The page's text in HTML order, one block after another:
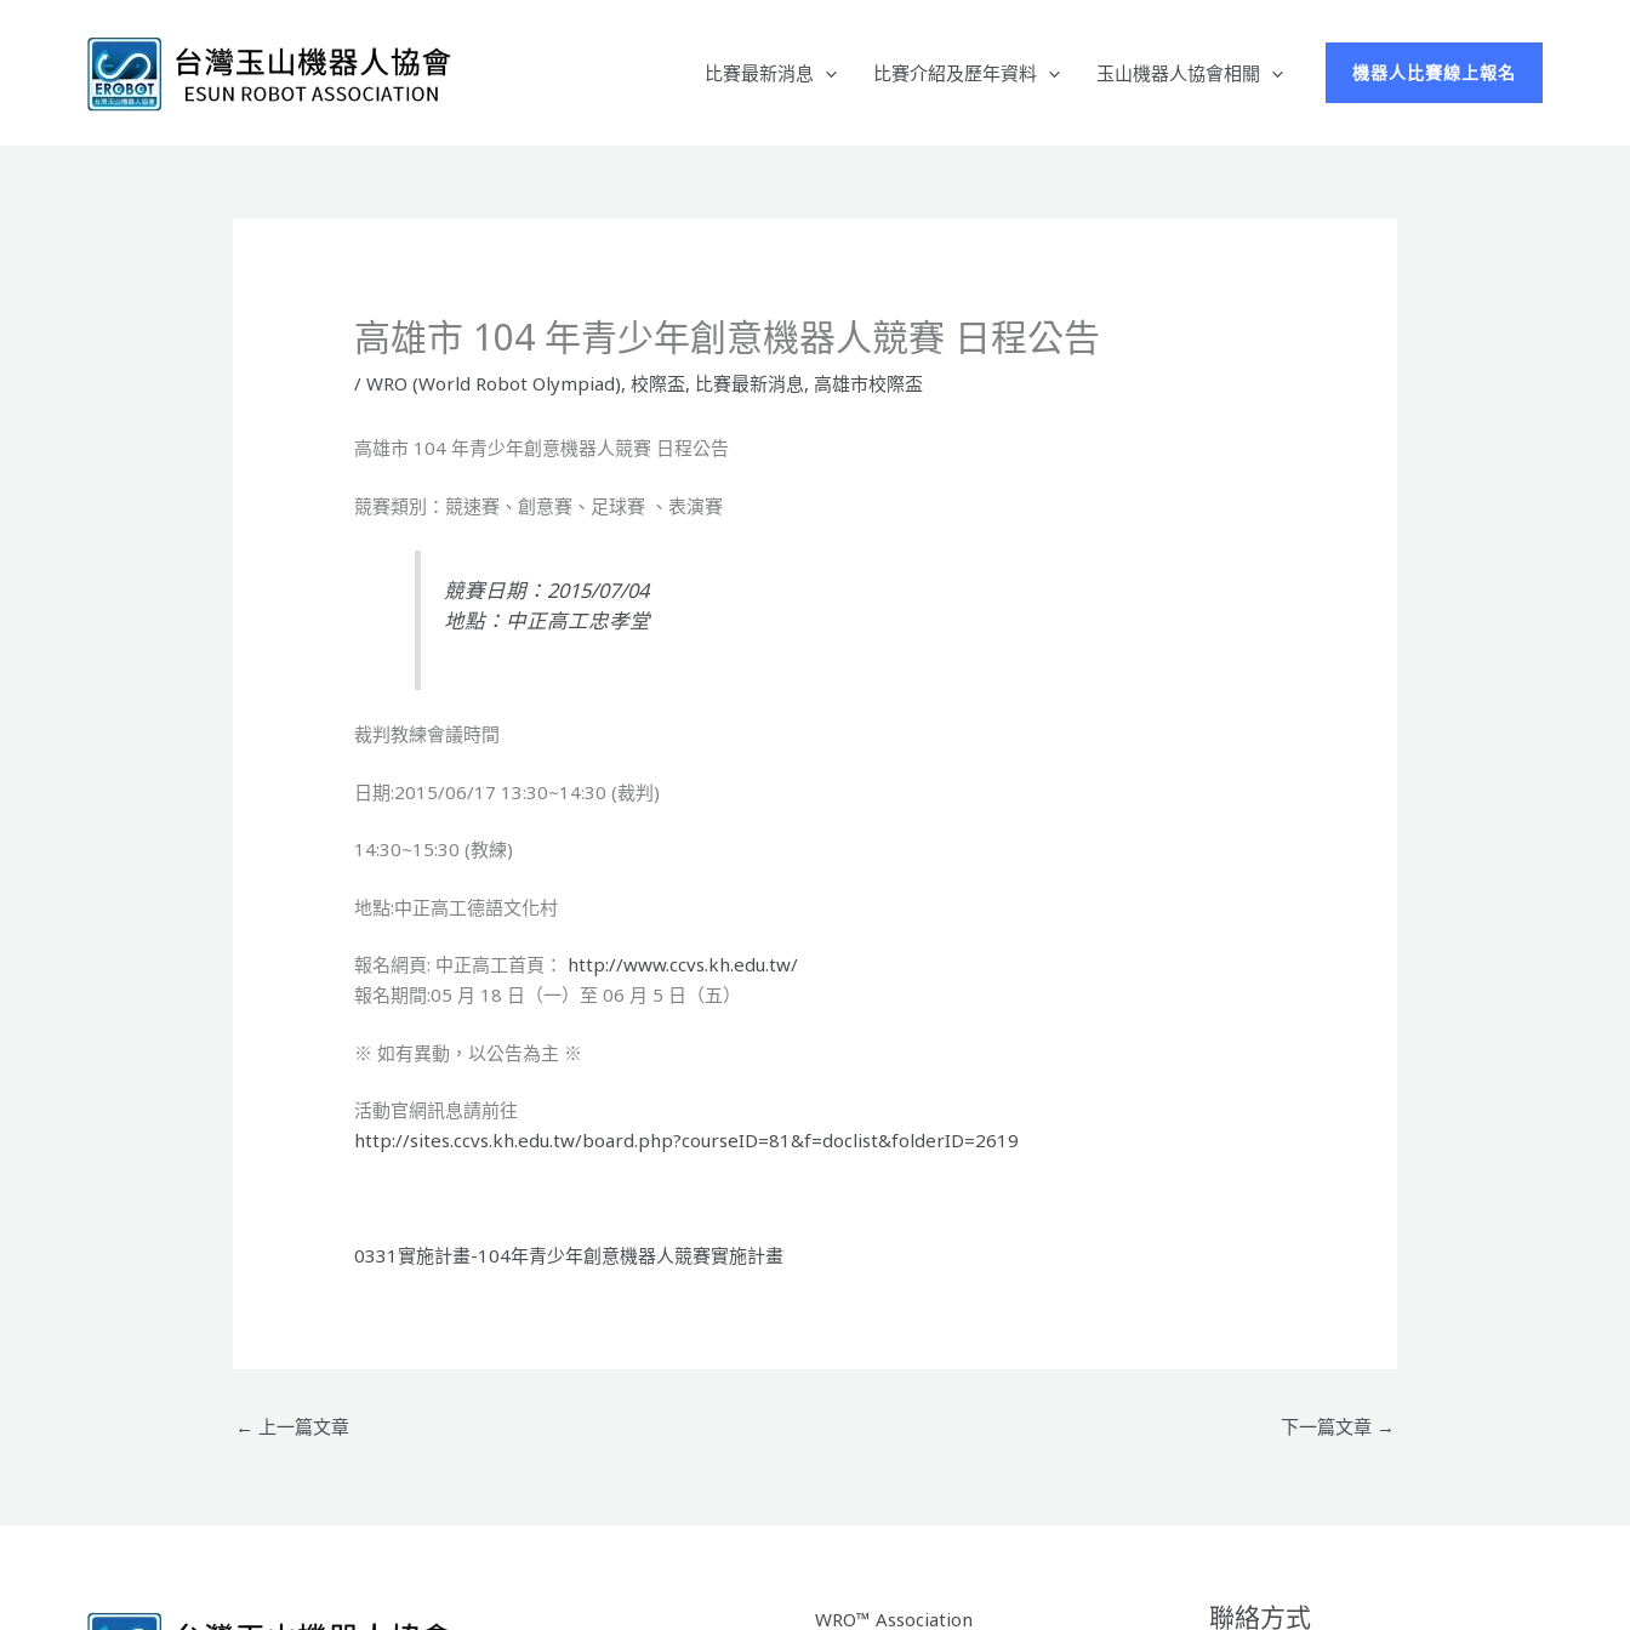
比賽最新消息 比賽介紹及歷年資料 玉山機器人協會相關 機器人比賽線上報名
高雄市 104 年青少年創意機器人競賽 日程公告
/WRO (World Robot Olympiad),校際盃, 比賽最新消息, 高雄市校際盃
高雄市 104 年青少年創意機器人競賽 日程公告
競賽類別：競速賽、創意賽、足球賽 、表演賽
競賽日期：2015/07/04
地點：中正高工忠孝堂
裁判教練會議時間
日期:2015/06/17 13:30~14:30 (裁判)
14:30~15:30 (教練)
地點:中正高工德語文化村
報名網頁: 中正高工首頁： http://www.ccvs.kh.edu.tw/
報名期間:05 月 18 日（一）至 06 月 5 日（五）
※ 如有異動，以公告為主 ※
活動官網訊息請前往
http://sites.ccvs.kh.edu.tw/board.php?courseID=81&f=doclist&folderID=2619
0331實施計畫-104年青少年創意機器人競賽實施計畫
← 上一篇文章 下一篇文章 →
WRO™ Association 聯絡方式